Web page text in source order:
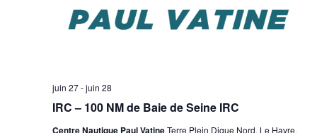
IRC – 100 NM de Baie de Seine IRC
juin 27-juin 28
Centre Nautique Paul VatineTerre Plein Digue Nord, Le Havre,